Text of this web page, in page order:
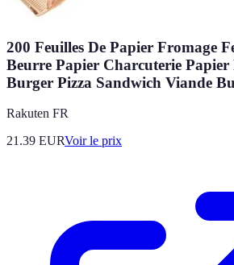
200 Feuilles De Papier Fromage
Beurre Papier Charcuterie
Burger Pizza Sandwich Viande
Rakuten FR
21.39 EURVoir le prix